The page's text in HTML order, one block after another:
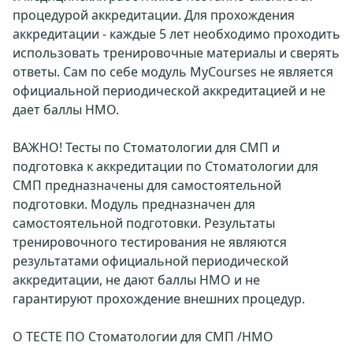
процедурой аккредитации. Для прохождения
аккредитации - каждые 5 лет необходимо проходить
использовать тренировочные материалы и сверять
ответы. Сам по себе модуль MyCourses не является
официальной периодической аккредитацией и не
дает баллы НМО.
ВАЖНО! Тесты по Стоматологии для СМП и
подготовка к аккредитации по Стоматологии для
СМП предназначены для самостоятельной
подготовки. Модуль предназначен для
самостоятельной подготовки. Результаты
тренировочного тестирования не являются
результатами официальной периодической
аккредитации, не дают баллы НМО и не
гарантируют прохождение внешних процедур.
О ТЕСТЕ ПО Стоматологии для СМП /НМО